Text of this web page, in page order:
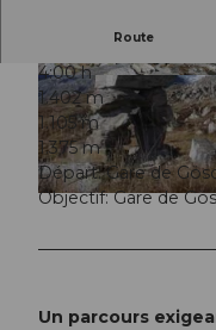
© Ferienregion Andermatt
© Ferienregion Andermatt
Route
4:00 h
1.402 m
1.105 m
1.375 m
Départ: Gare de
Objectif: Gare de
Un parcours